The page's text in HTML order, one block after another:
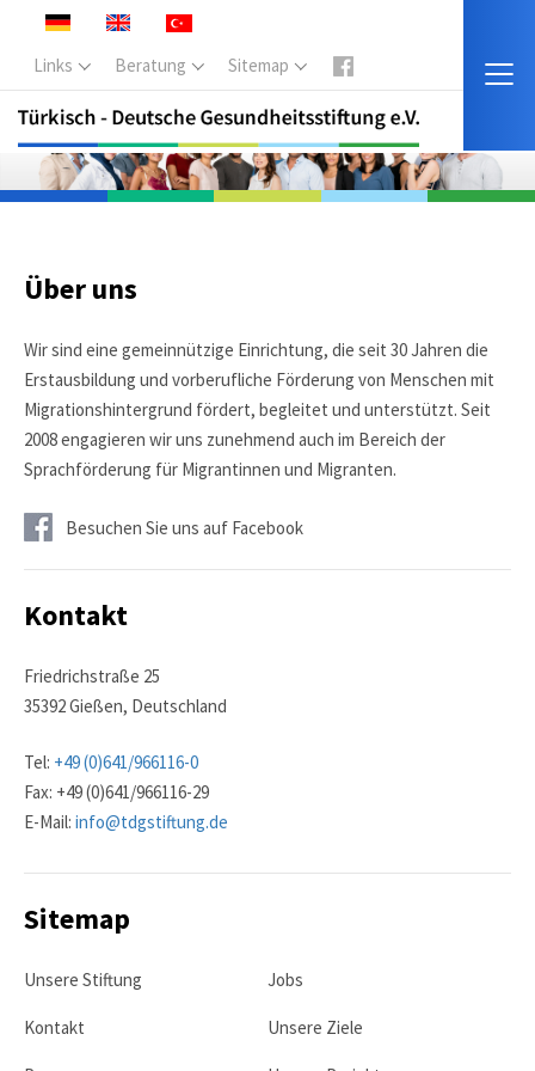
Links Beratung Sitemap
Über uns
Wir sind eine gemeinnützige Einrichtung, die seit 30 Jahren die
Erstausbildung und vorberufliche Förderung von Menschen mit
Migrationshintergrund fördert, begleitet und unterstützt. Seit
2008 engagieren wir uns zunehmend auch im Bereich der
Sprachförderung für Migrantinnen und Migranten.
Besuchen Sie uns auf Facebook
Kontakt
Friedrichstraße 25
35392 Gießen, Deutschland
Tel: +49 (0)641/966116-0
Fax: +49 (0)641/966116-29
E-Mail: info@tdgstiftung.de
Sitemap
Unsere Stiftung Jobs
Kontakt Unsere Ziele